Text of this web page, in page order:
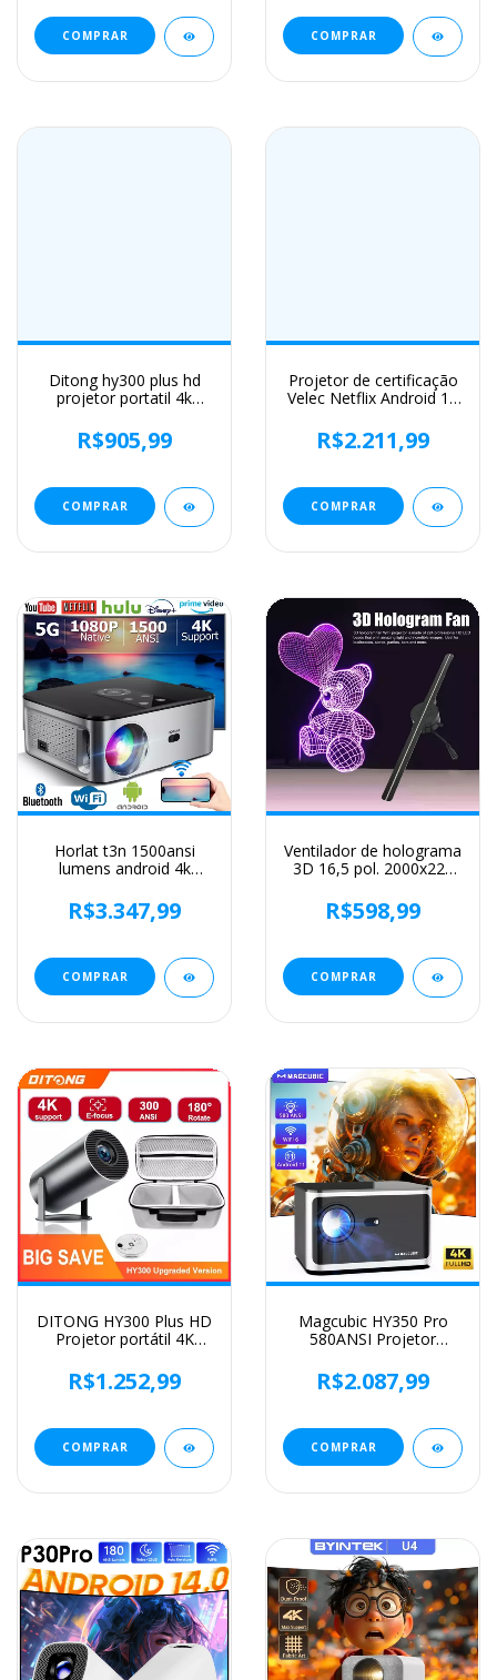
Home Theater Voz
COMPRAR
bt5.0 projetor de cinema
em casa
COMPRAR
Ditong hy300 plus hd
projetor portatil 4k
led vídeo cinema em
casa telefone mini jogos
R$905,99
COMPRAR
Projetor de certificação
Velec Netflix Android 13
650ANSI com foco
automático Wifi6 BT5.2
doméstico para exterior
R$2.211,99
COMPRAR
Horlat t3n 1500ansi
lumens android 4k
1080p vídeo 8k home
theater auto keystone
R$3.347,99
COMPRAR
Ventilador de holograma
3D 16,5 pol. 2000x224
224 contas de luz LED
para publicidade em
240V
R$598,99
COMPRAR
DITONG HY300 Plus HD
Projetor portátil 4K
Vídeo Home Theater
Cinema Telefone mini
pro
R$1.252,99
COMPRAR
Magcubic HY350 Pro
580ANSI Projetor
Wifi6 Controle de Voz
Allwinner H713 Foco
Cinema
R$2.087,99
COMPRAR